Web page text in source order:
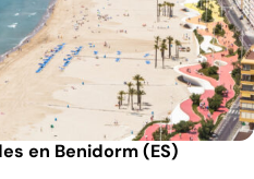
en Benidorm (ES)